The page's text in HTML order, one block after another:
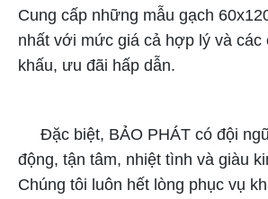
Cung cấp những mẫu gạch
nhất với mức giá cả hợp lý và các
khấu, ưu đãi hấp dẫn.
Đặc biệt, BẢO PHÁT có đội
động, tận tâm, nhiệt tình và giàu
Chúng tôi luôn hết lòng phục vụ